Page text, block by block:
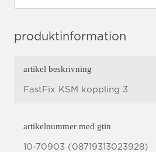
produktinformation
artikel beskrivning
FastFix KSM koppling 3
artikelnummer med gtin
10-70903 (08719313023928)